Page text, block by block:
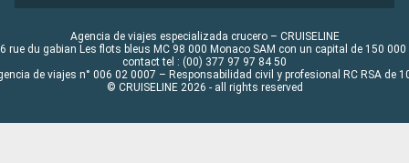
Agencia de viajes especializada crucero – CRUISELINE
rue du gabian Les flots bleus MC 98 000 Monaco SAM con un capital de 150 000
contact tel : (00) 377 97 97 84 50
de viajes n° 006 02 0007 – Responsabilidad civil y profesional RC RSA de
© CRUISELINE 2026 - all rights reserved